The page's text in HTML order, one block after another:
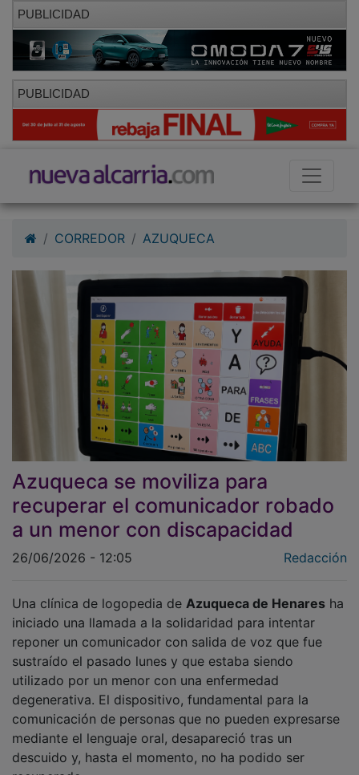
PUBLICIDAD
PUBLICIDAD
Azuqueca se moviliza para
recuperar el comunicador robado
a un menor con discapacidad
iniciado una llamada a la solidaridad para intentar
reponer un comunicador con salida de voz que fue
sustraído el pasado lunes y que estaba siendo
utilizado por un menor con una enfermedad
degenerativa. El dispositivo, fundamental para la
comunicación de personas que no pueden expresarse
mediante el lenguaje oral, desapareció tras un
descuido y, hasta el momento, no ha podido ser
recuperado.